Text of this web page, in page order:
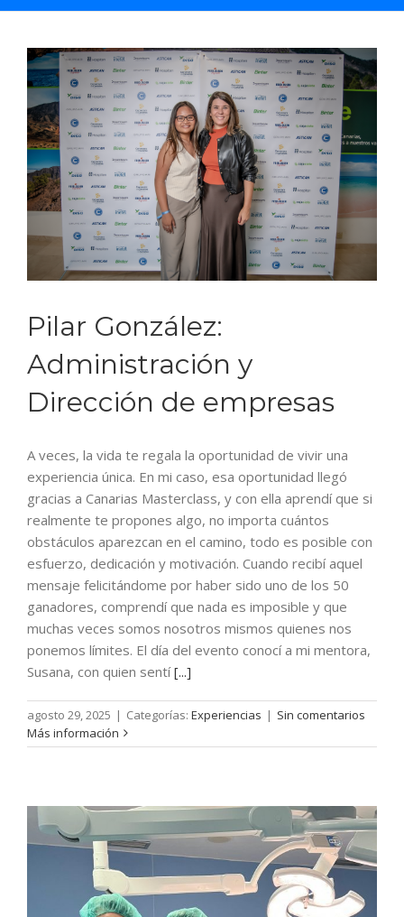
Saltar
contenido
Pilar González:
Administración y
Dirección de empresas
A veces, la vida te regala la oportunidad de vivir una
experiencia única. En mi caso, esa oportunidad llegó
gracias a Canarias Masterclass, y con ella aprendí que si
realmente te propones algo, no importa cuántos
obstáculos aparezcan en el camino, todo es posible con
esfuerzo, dedicación y motivación. Cuando recibí aquel
mensaje felicitándome por haber sido uno de los 50
ganadores, comprendí que nada es imposible y que
muchas veces somos nosotros mismos quienes nos
ponemos límites. El día del evento conocí a mi mentora,
Susana, con quien sentí[...]
agosto 29, 2025 | Categorías: Experiencias | Sin comentarios
Más información